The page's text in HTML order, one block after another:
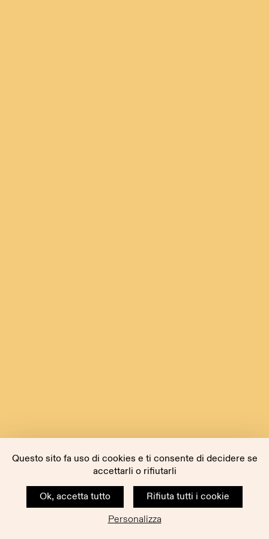
Questo sito fa uso di cookies e ti consente di decidere se
accettarli o rifiutarli
Ok, accetta tutto
Rifiuta tutti i cookie
Personalizza